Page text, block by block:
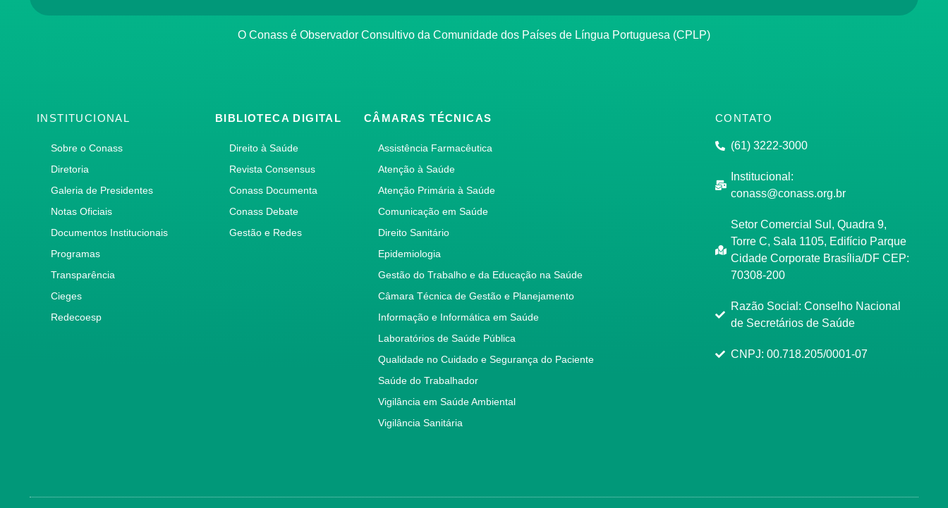
O Conass é Observador Consultivo da Comunidade dos Países de Língua Portuguesa (CPLP)
INSTITUCIONAL
Sobre o Conass
Diretoria
Galeria de Presidentes
Notas Oficiais
Documentos Institucionais
Programas
Transparência
Cieges
Redecoesp
BIBLIOTECA DIGITAL
Direito à Saúde
Revista Consensus
Conass Documenta
Conass Debate
Gestão e Redes
CÂMARAS TÉCNICAS
Assistência Farmacêutica
Atenção à Saúde
Atenção Primária à Saúde
Comunicação em Saúde
Direito Sanitário
Epidemiologia
Gestão do Trabalho e da Educação na Saúde
Câmara Técnica de Gestão e Planejamento
Informação e Informática em Saúde
Laboratórios de Saúde Pública
Qualidade no Cuidado e Segurança do Paciente
Saúde do Trabalhador
Vigilância em Saúde Ambiental
Vigilância Sanitária
CONTATO
(61) 3222-3000
Institucional:
conass@conass.org.br
Setor Comercial Sul, Quadra 9,
Torre C, Sala 1105, Edifício Parque
Cidade Corporate Brasília/DF CEP:
70308-200
Razão Social: Conselho Nacional
de Secretários de Saúde
CNPJ: 00.718.205/0001-07